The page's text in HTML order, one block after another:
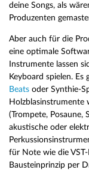
deine Songs, als
Produzenten
Aber auch für die
eine optimale
Instrumente lassen
Keyboard spielen.
Beats oder Synthie-
Holzblasinstrumente
(Trompete, Posaune,
akustische oder
für Note wie die
Bausteinprinzip per